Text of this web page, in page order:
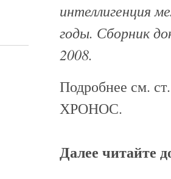
интеллигенция
годы. Сборник
2008.
Подробнее см.
ХРОНОС.
Далее читайте